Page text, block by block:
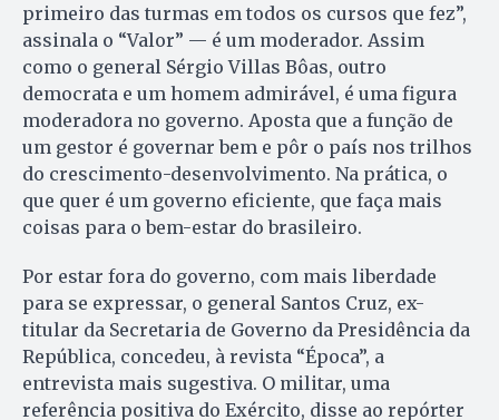
primeiro das turmas em todos os cursos que fez”,
assinala o “Valor” — é um moderador. Assim
como o general Sérgio Villas Bôas, outro
democrata e um homem admirável, é uma figura
moderadora no governo. Aposta que a função de
um gestor é governar bem e pôr o país nos trilhos
do crescimento-desenvolvimento. Na prática, o
que quer é um governo eficiente, que faça mais
coisas para o bem-estar do brasileiro.
Por estar fora do governo, com mais liberdade
para se expressar, o general Santos Cruz, ex-
titular da Secretaria de Governo da Presidência da
República, concedeu, à revista “Época”, a
entrevista mais sugestiva. O militar, uma
referência positiva do Exército, disse ao repórter